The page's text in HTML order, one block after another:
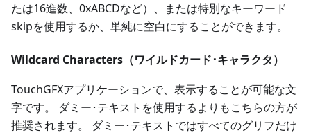
たは16進数、0xABCDなど）、または特別なキーワード
skipを使用するか、単純に空白にすることができます。
Wildcard Characters（ワイルドカード･キャラクタ）
TouchGFXアプリケーションで、表示することが可能な文
字です。 ダミー･テキストを使用するよりもこちらの方が
推奨されます。 ダミー･テキストではすべてのグリフだけ